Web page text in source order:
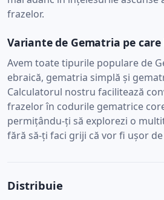
frazelor.
Variante de Gematria pe
Avem toate tipurile populare de
ebraică, gematria simplă și
Calculatorul nostru facilitează
frazelor în codurile gematrice
permițându-ți să explorezi o
fără să-ți faci griji că vor fi ușor
Distribuie